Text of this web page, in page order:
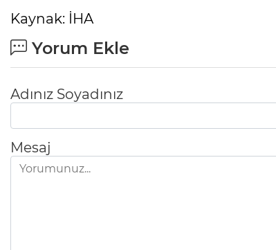
Kaynak: İHA
Yorum Ekle
Adınız Soyadınız
Mesaj